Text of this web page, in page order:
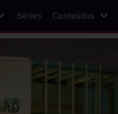
Séries Conteúdos